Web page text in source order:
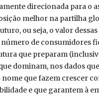
direcionada para o
melhor na partilha
ou seja, o valor
de consumidores
que preparam
dominam, nos dados
nome que fazem crescer
e que garantem à